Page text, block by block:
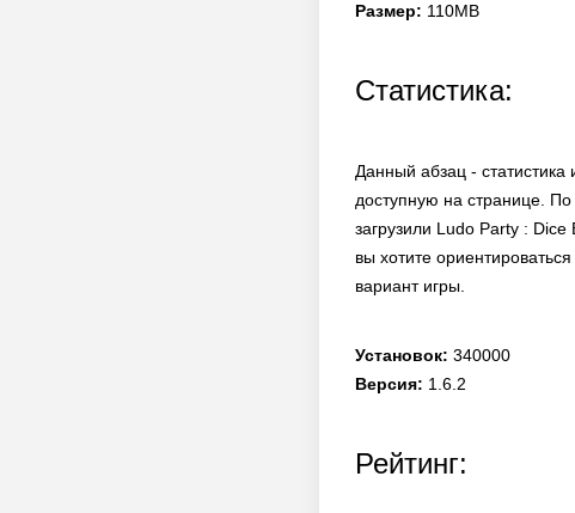
Размер: 110MB
Статистика:
Данный абзац - статистика
доступную на странице.
загрузили Ludo Party :
вы хотите
вариант игры.
Установок: 340000
Версия: 1.6.2
Рейтинг: